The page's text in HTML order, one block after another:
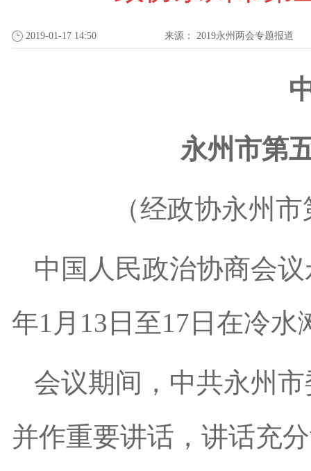
2019-01-17 14:50 来源： 2019永州两会专题报道
永州市第
（经政协永州
中国人民政治协商会
年1月13日至17日在冷水
会议期间，中共永州
并作重要讲话，讲话充